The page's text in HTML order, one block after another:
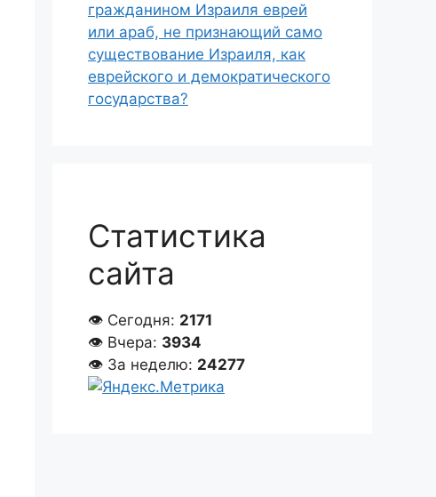
гражданином Израиля еврей
или араб, не признающий само
существование Израиля, как
еврейского и демократического
государства?
Статистика
сайта
👁 Сегодня: 2171
👁 Вчера: 3934
👁 За неделю: 24277